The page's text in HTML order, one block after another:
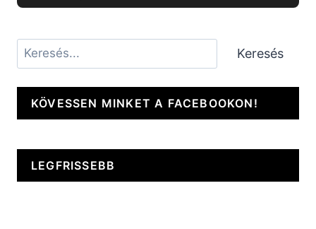
Keresés Keresés
KÖVESSEN MINKET A FACEBOOKON!
LEGFRISSEBB